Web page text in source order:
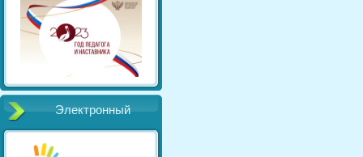
Электронный